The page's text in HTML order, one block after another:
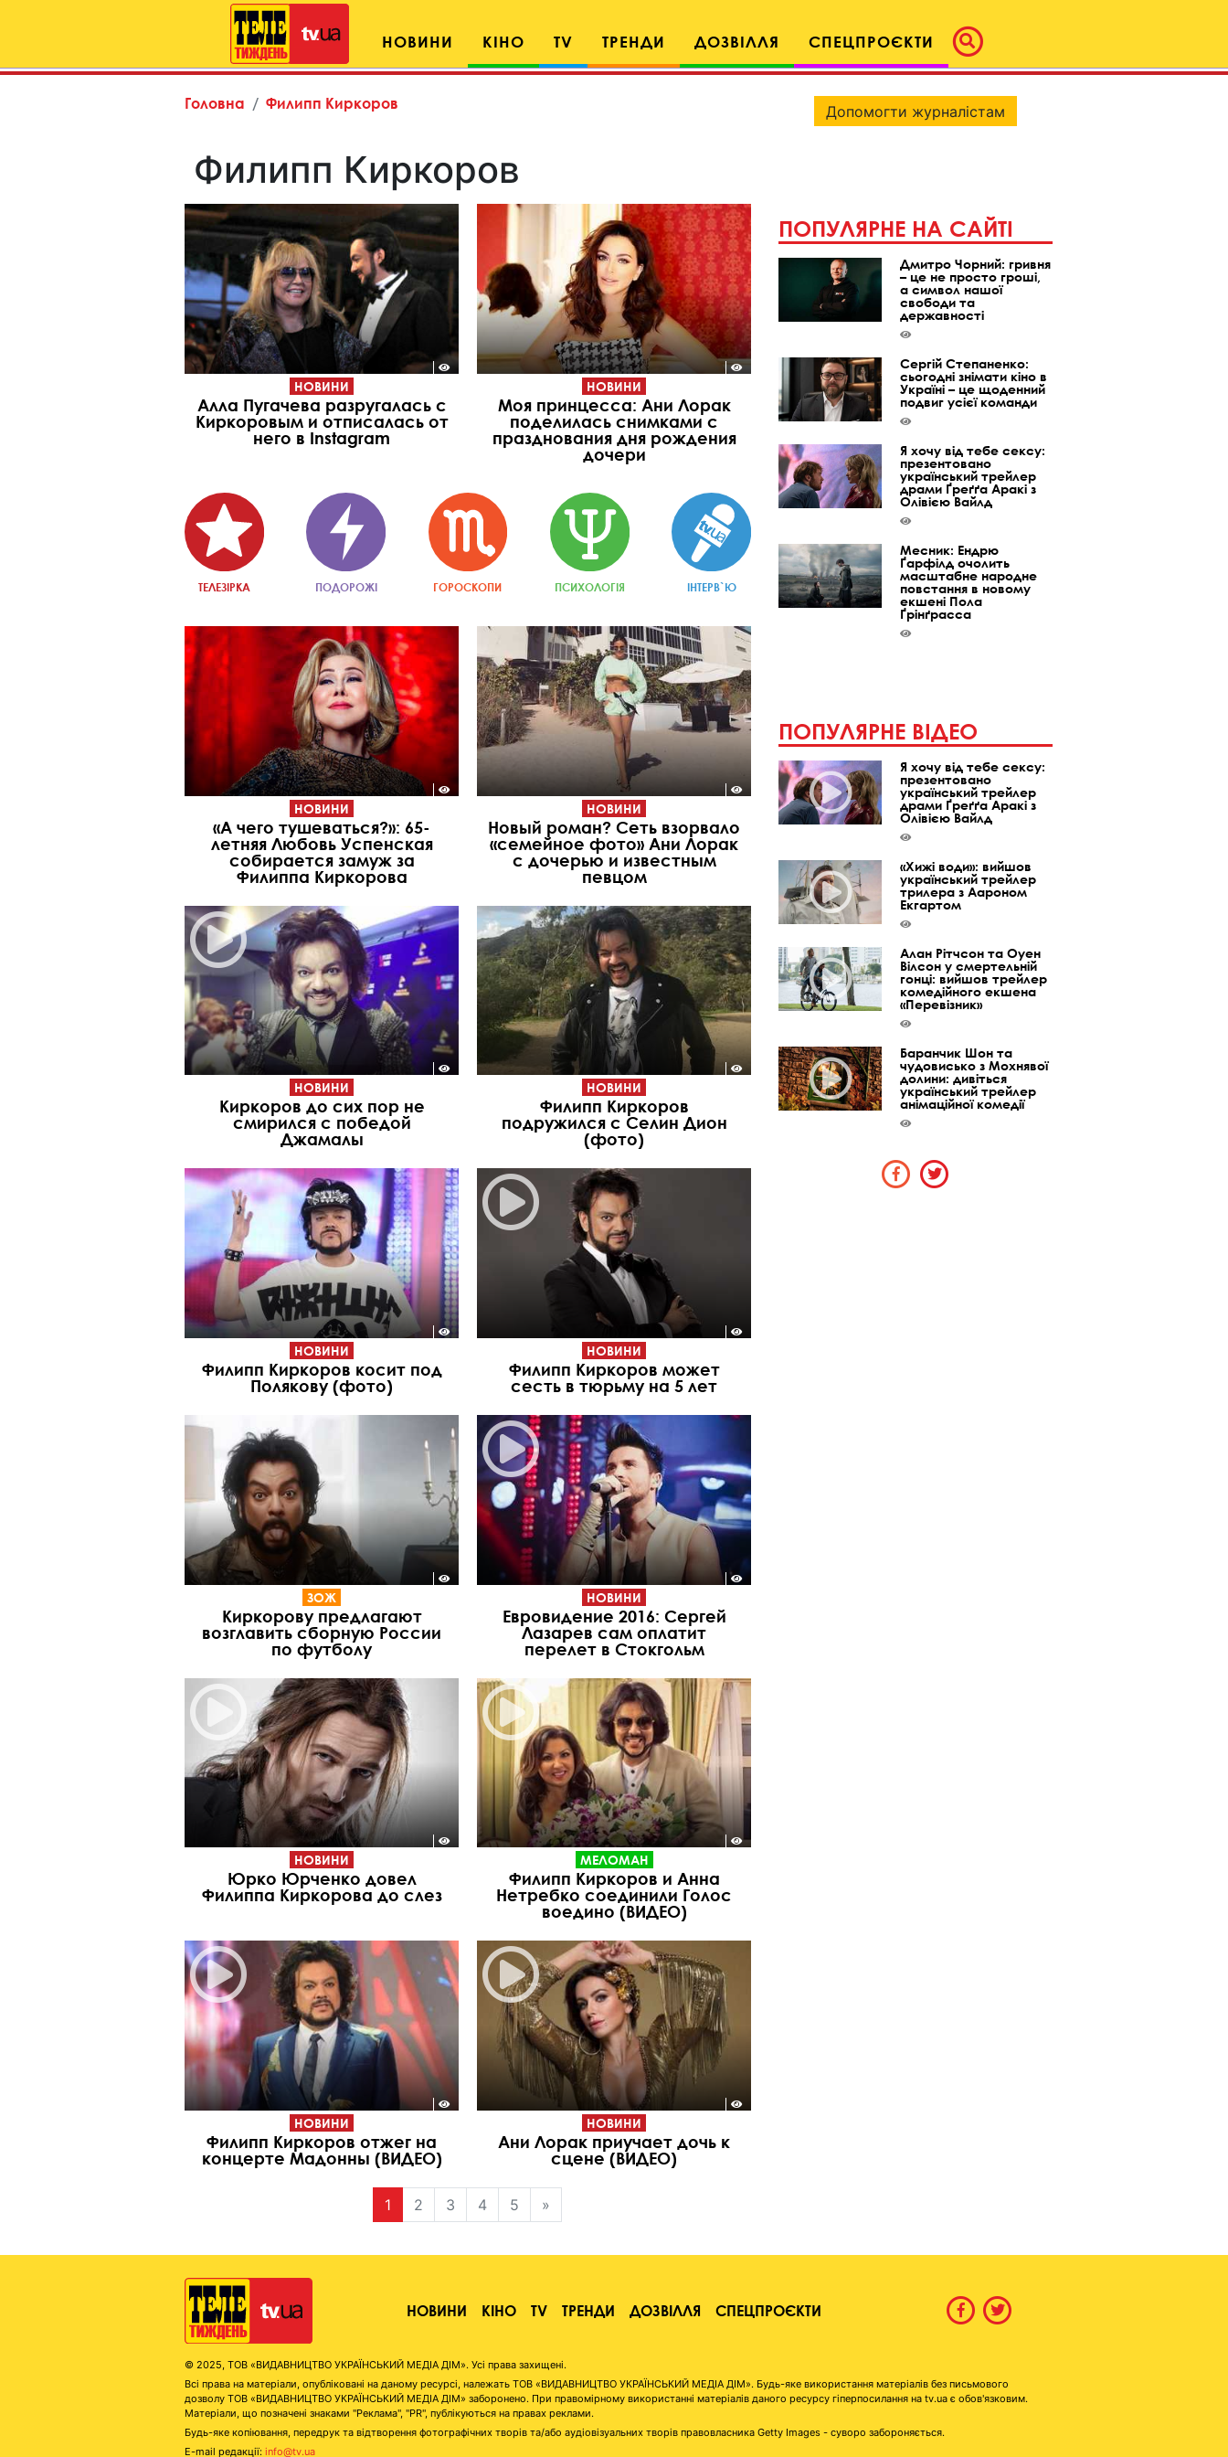
НОВИНИ КІНО TV ТРЕНДИ ДОЗВІЛЛЯ СПЕЦПРОЄКТИ
Головна Филипп Киркоров
Филипп Киркоров
НОВИНИ
Алла Пугачева разругалась с
Киркоровым и отписалась от
него в Instagram
НОВИНИ
Моя принцесса: Ани Лорак
поделилась снимками с
празднования дня рождения
дочери
ТЕЛЕЗІРКА ПОДОРОЖІ ГОРОСКОПИ ПСИХОЛОГІЯ ІНТЕРВ`Ю
НОВИНИ
«А чего тушеваться?»: 65-
летняя Любовь Успенская
собирается замуж за
Филиппа Киркорова
НОВИНИ
Новый роман? Сеть взорвало
«семейное фото» Ани Лорак
с дочерью и известным
певцом
НОВИНИ
Киркоров до сих пор не
смирился с победой
Джамалы
НОВИНИ
Филипп Киркоров
подружился с Селин Дион
(фото)
НОВИНИ
Филипп Киркоров косит под
Полякову (фото)
НОВИНИ
Филипп Киркоров может
сесть в тюрьму на 5 лет
ЗОЖ
Киркорову предлагают
возглавить сборную России
по футболу
НОВИНИ
Евровидение 2016: Сергей
Лазарев сам оплатит
перелет в Стокгольм
НОВИНИ
Юрко Юрченко довел
Филиппа Киркорова до слез
МЕЛОМАН
Филипп Киркоров и Анна
Нетребко соединили Голос
воедино (ВИДЕО)
НОВИНИ
Филипп Киркоров отжег на
концерте Мадонны (ВИДЕО)
НОВИНИ
Ани Лорак приучает дочь к
сцене (ВИДЕО)
1 2 3 4 5 »
Допомогти журналістам
ПОПУЛЯРНЕ НА САЙТІ
Дмитро Чорний: гривня
– це не просто гроші,
а символ нашої
свободи та
державності
Сергій Степаненко:
сьогодні знімати кіно в
Україні – це щоденний
подвиг усієї команди
Я хочу від тебе сексу:
презентовано
український трейлер
драми Ґреґґа Аракі з
Олівією Вайлд
Месник: Ендрю
Ґарфілд очолить
масштабне народне
повстання в новому
екшені Пола
Ґрінґрасса
ПОПУЛЯРНЕ ВІДЕО
Я хочу від тебе сексу:
презентовано
український трейлер
драми Ґреґґа Аракі з
Олівією Вайлд
«Хижі води»: вийшов
український трейлер
трилера з Аароном
Екгартом
Алан Рітчсон та Оуен
Вілсон у смертельній
гонці: вийшов трейлер
комедійного екшена
«Перевізник»
Баранчик Шон та
чудовисько з Мохнявої
долини: дивіться
український трейлер
анімаційної комедії
НОВИНИ КІНО TV ТРЕНДИ ДОЗВІЛЛЯ СПЕЦПРОЄКТИ
© 2025, ТОВ «ВИДАВНИЦТВО УКРАЇНСЬКИЙ МЕДІА ДІМ». Усі права захищені.
Всі права на матеріали, опубліковані на даному ресурсі, належать ТОВ «ВИДАВНИЦТВО УКРАЇНСЬКИЙ МЕДІА ДІМ». Будь-яке використання матеріалів без письмового
дозволу ТОВ «ВИДАВНИЦТВО УКРАЇНСЬКИЙ МЕДІА ДІМ» заборонено. При правомірному використанні матеріалів даного ресурсу гіперпосилання на tv.ua є обов'язковим.
Матеріали, що позначені знаками "Реклама", "PR", публікуються на правах реклами.
Будь-яке копіювання, передрук та відтворення фотографічних творів та/або аудіовізуальних творів правовласника Getty Images - суворо забороняється.
E-mail редакції: info@tv.ua